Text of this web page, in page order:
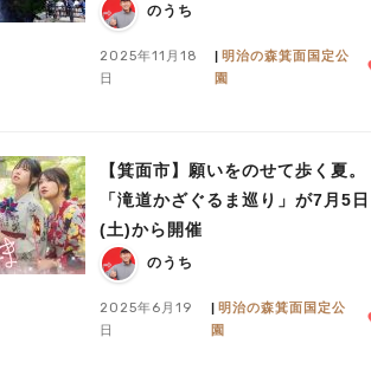
のうち
2025年11月18
日
明治の森箕面国定公
園
【箕面市】願いをのせて歩く夏。
「滝道かざぐるま巡り」が7月5日
(土)から開催
のうち
2025年6月19
日
明治の森箕面国定公
園